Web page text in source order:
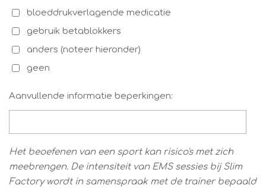
bloeddrukverlagende medicatie
gebruik betablokkers
anders (noteer hieronder)
geen
Aanvullende informatie beperkingen:
Het beoefenen van een sport kan risico's met zich
meebrengen. De intensiteit van EMS sessies bij Slim
Factory wordt in samenspraak met de trainer bepaald